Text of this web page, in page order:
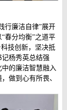
行廉洁自律”展开
春分均衡”之道平
技创新，坚决抵
杨秀英总结强
的廉洁智慧融入
做到心有所畏、